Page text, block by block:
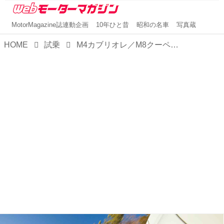
MotorMagazine誌連動企画 10年ひと昔 昭和の名車 写真蔵
HOME 試乗 M4カブリオレ／M8クーペ／M550i：「M」はBMWのスポーツイメージを象徴するマジックレター【特集BMWのiとMとX④】